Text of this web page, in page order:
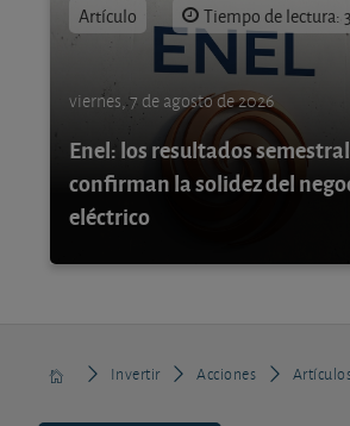
Artículo Tiempo de lectura:
viernes, 7 de agosto de 2026
Enel: los resultados
confirman la solidez del
eléctrico
Invertir Acciones